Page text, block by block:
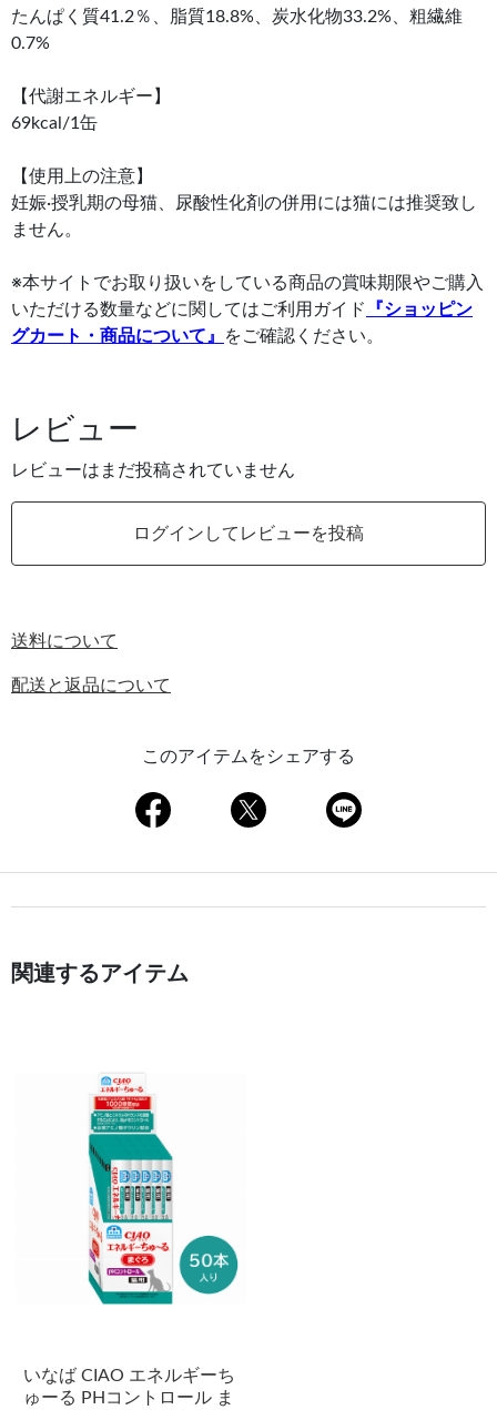
たんぱく質41.2％、脂質18.8%、炭水化物33.2%、粗繊維
0.7%
【代謝エネルギー】
69kcal/1缶
【使用上の注意】
妊娠·授乳期の母猫、尿酸性化剤の併用には猫には推奨致し
ません。
※本サイトでお取り扱いをしている商品の賞味期限やご購入
いただける数量などに関してはご利用ガイド
『ショッピン
グカート・商品について』
をご確認ください。
レビュー
レビューはまだ投稿されていません
ログインしてレビューを投稿
送料について
配送と返品について
このアイテムをシェアする
関連するアイテム
いなば CIAO エネルギーち
ゅーる PHコントロール ま